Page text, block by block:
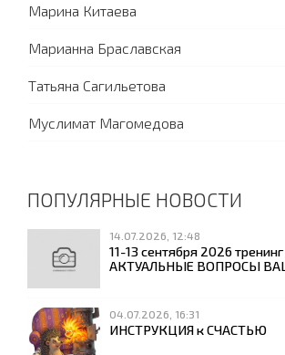
Марина Китаева
Марианна Браславская
Татьяна Сагильетова
Муслимат Магомедова
ПОПУЛЯРНЫЕ НОВОСТИ
14.07.2026, 12:48
11-13 сентября 2026
АКТУАЛЬНЫЕ ВОПРОСЫ
04.07.2026, 16:31
ИНСТРУКЦИЯ к СЧАСТЬЮ